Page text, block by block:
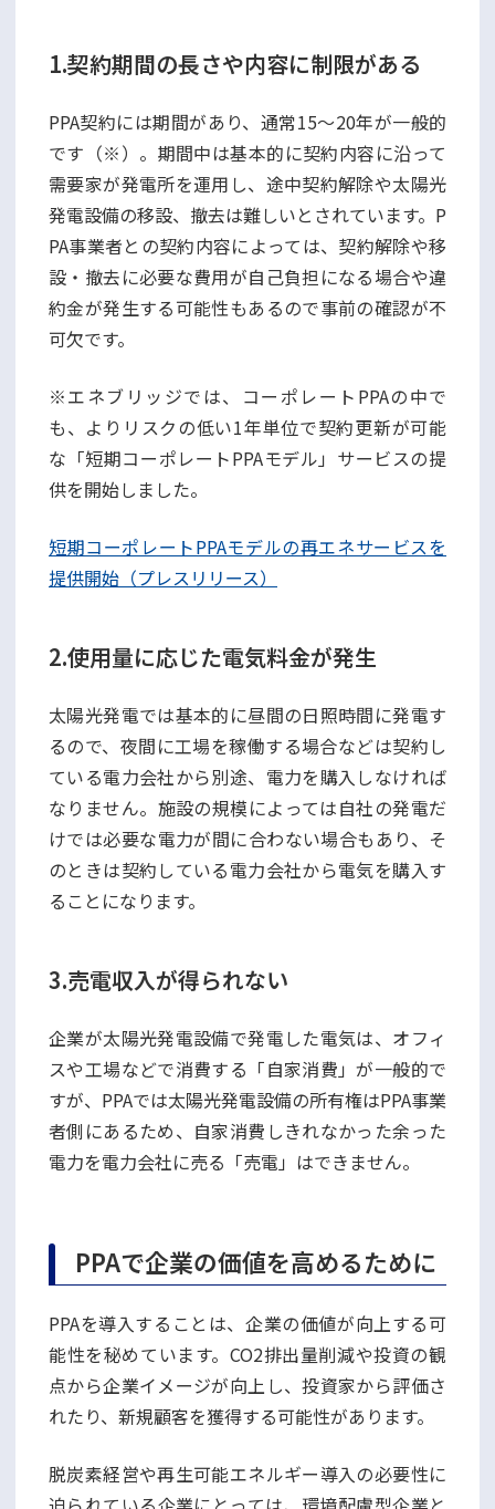
1.契約期間の長さや内容に制限がある
PPA契約には期間があり、通常15〜20年が一般的
です（※）。期間中は基本的に契約内容に沿って
需要家が発電所を運用し、途中契約解除や太陽光
発電設備の移設、撤去は難しいとされています。P
PA事業者との契約内容によっては、契約解除や移
設・撤去に必要な費用が自己負担になる場合や違
約金が発生する可能性もあるので事前の確認が不
可欠です。
※エネブリッジでは、コーポレートPPAの中で
も、よりリスクの低い1年単位で契約更新が可能
な「短期コーポレートPPAモデル」サービスの提
供を開始しました。
短期コーポレートPPAモデルの再エネサービスを
提供開始（プレスリリース）
2.使用量に応じた電気料金が発生
太陽光発電では基本的に昼間の日照時間に発電す
るので、夜間に工場を稼働する場合などは契約し
ている電力会社から別途、電力を購入しなければ
なりません。施設の規模によっては自社の発電だ
けでは必要な電力が間に合わない場合もあり、そ
のときは契約している電力会社から電気を購入す
ることになります。
3.売電収入が得られない
企業が太陽光発電設備で発電した電気は、オフィ
スや工場などで消費する「自家消費」が一般的で
すが、PPAでは太陽光発電設備の所有権はPPA事業
者側にあるため、自家消費しきれなかった余った
電力を電力会社に売る「売電」はできません。
PPAで企業の価値を高めるために
PPAを導入することは、企業の価値が向上する可
能性を秘めています。CO2排出量削減や投資の観
点から企業イメージが向上し、投資家から評価さ
れたり、新規顧客を獲得する可能性があります。
脱炭素経営や再生可能エネルギー導入の必要性に